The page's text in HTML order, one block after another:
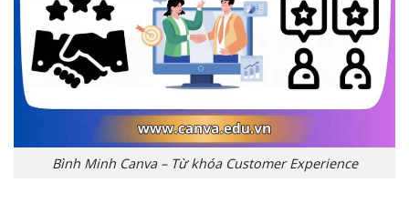
Bình Minh Canva – Từ khóa Customer Experience